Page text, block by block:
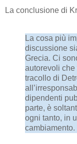
La conclusione di
La cosa più
discussione
Grecia. Ci
autorevoli che
tracollo di
dipendenti
parte, è
ogni tanto, in
cambiamento.